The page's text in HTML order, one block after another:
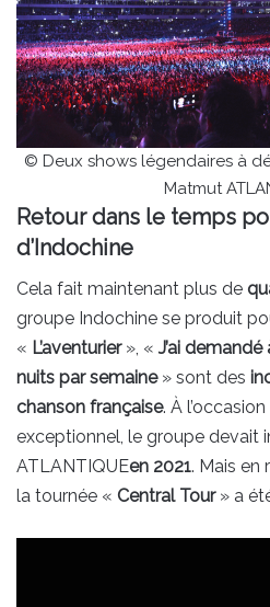
© Deux shows légendaires à
Matmut
Retour dans le temps
d’Indochine
Cela fait maintenant plus de
groupe Indochine se produit
« L’aventurier», « J’ai demandé
nuits par semaine» sont des
chanson française. À
exceptionnel, le groupe devait
ATLANTIQUEen 2021. Mais en
la tournée « Central Tour» a